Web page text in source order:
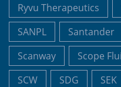
Ryvu Therapeutics
SANPL
Santander
Scanway
Scope
SCW
SDG SEK